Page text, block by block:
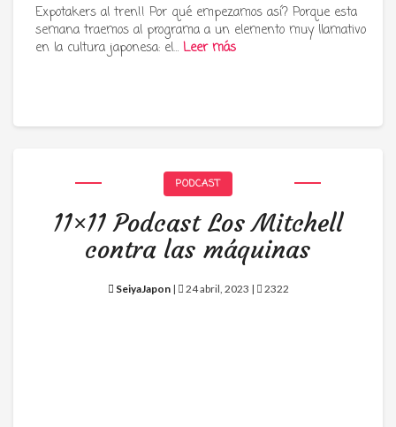
Expotakers al tren!! Por qué empezamos así? Porque esta
semana traemos al programa a un elemento muy llamativo
en la cultura japonesa: el… Leer más
PODCAST
11×11 Podcast Los Mitchell
contra las máquinas
SeiyaJapon| 24 abril, 2023 | 2322